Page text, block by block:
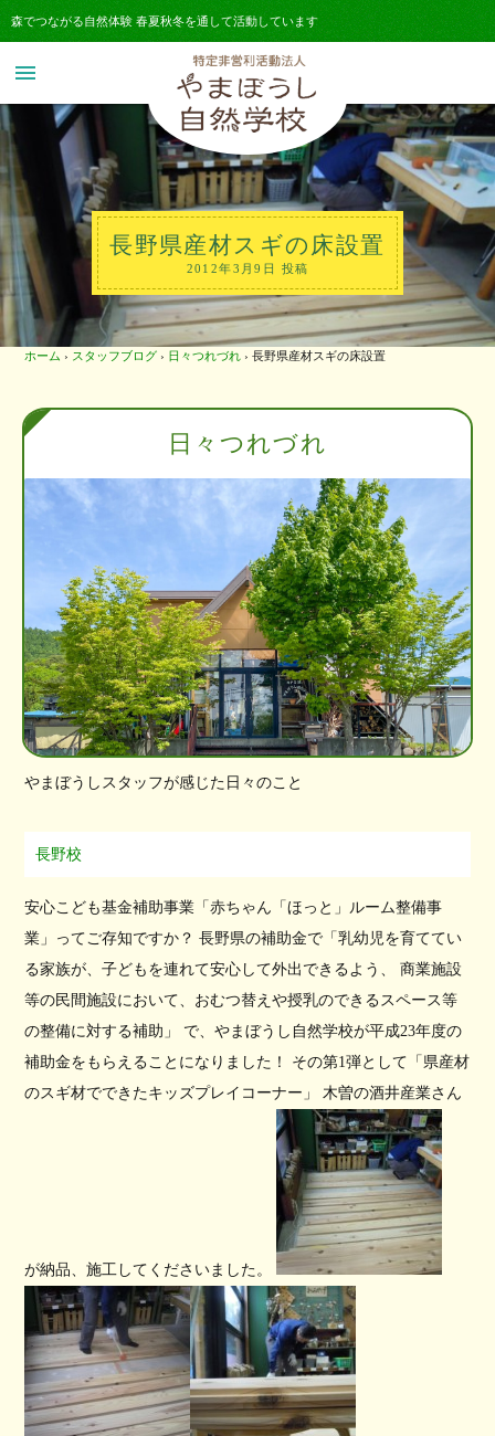
森でつながる自然体験 春夏秋冬を通して活動しています
menu
長野県産材スギの床設置
2012年3月9日 投稿
ホーム › スタッフブログ › 日々つれづれ › 長野県産材スギの床設置
日々つれづれ
やまぼうしスタッフが感じた日々のこと
長野校
安心こども基金補助事業「赤ちゃん「ほっと」ルーム整備事
業」ってご存知ですか？ 長野県の補助金で「乳幼児を育ててい
る家族が、子どもを連れて安心して外出できるよう、 商業施設
等の民間施設において、おむつ替えや授乳のできるスペース等
の整備に対する補助」 で、やまぼうし自然学校が平成23年度の
補助金をもらえることになりました！ その第1弾として「県産材
のスギ材でできたキッズプレイコーナー」 木曽の酒井産業さん
が納品、施工してくださいました。